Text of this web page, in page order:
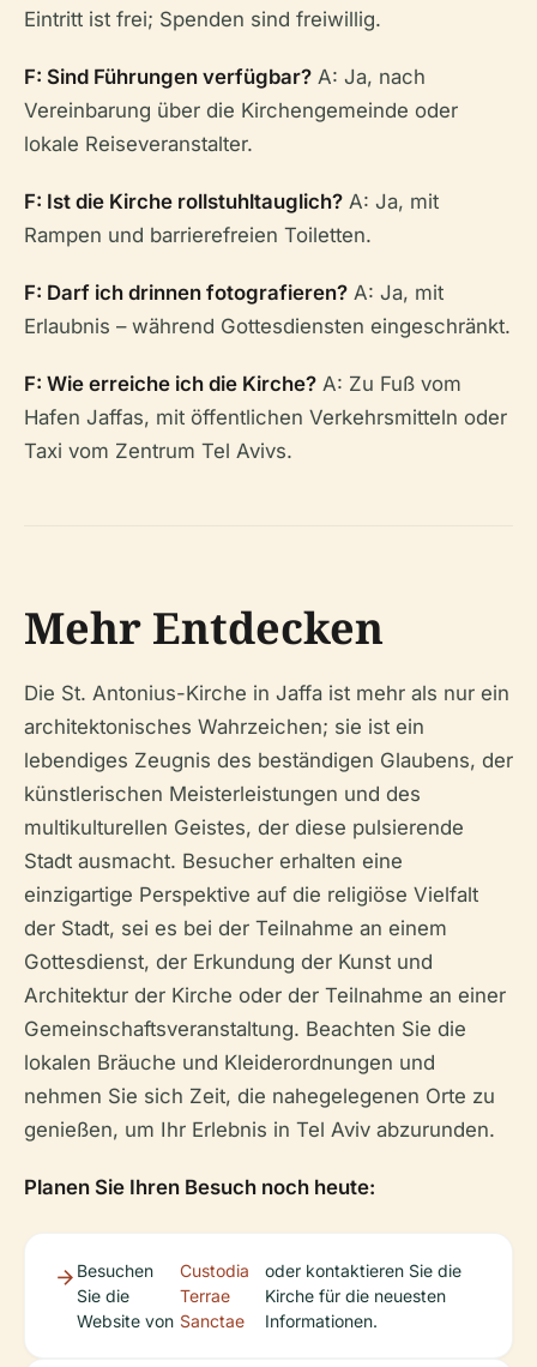
Eintritt ist frei; Spenden sind freiwillig.
F: Sind Führungen verfügbar? A: Ja, nach
Vereinbarung über die Kirchengemeinde oder
lokale Reiseveranstalter.
F: Ist die Kirche rollstuhltauglich? A: Ja, mit
Rampen und barrierefreien Toiletten.
F: Darf ich drinnen fotografieren? A: Ja, mit
Erlaubnis – während Gottesdiensten eingeschränkt.
F: Wie erreiche ich die Kirche? A: Zu Fuß vom
Hafen Jaffas, mit öffentlichen Verkehrsmitteln oder
Taxi vom Zentrum Tel Avivs.
Mehr Entdecken
Die St. Antonius-Kirche in Jaffa ist mehr als nur ein
architektonisches Wahrzeichen; sie ist ein
lebendiges Zeugnis des beständigen Glaubens, der
künstlerischen Meisterleistungen und des
multikulturellen Geistes, der diese pulsierende
Stadt ausmacht. Besucher erhalten eine
einzigartige Perspektive auf die religiöse Vielfalt
der Stadt, sei es bei der Teilnahme an einem
Gottesdienst, der Erkundung der Kunst und
Architektur der Kirche oder der Teilnahme an einer
Gemeinschaftsveranstaltung. Beachten Sie die
lokalen Bräuche und Kleiderordnungen und
nehmen Sie sich Zeit, die nahegelegenen Orte zu
genießen, um Ihr Erlebnis in Tel Aviv abzurunden.
Planen Sie Ihren Besuch noch heute:
Besuchen
Sie die
Website von
Custodia
Terrae
Sanctae
oder kontaktieren Sie die
Kirche für die neuesten
Informationen.